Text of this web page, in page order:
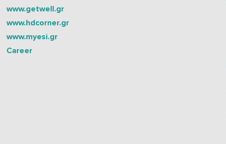
www.getwell.gr
www.hdcorner.gr
www.myesi.gr
Career